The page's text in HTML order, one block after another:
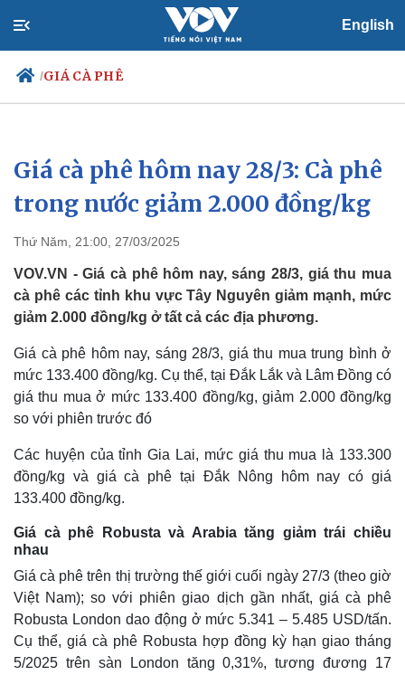
English
/GIÁ CÀ PHÊ
Chính trị
Tổ chức nhân sự
Nhận diện sự thật
Xã hội
Tin 24h
Dự báo thời tiết
Việc làm
Biển đảo
Giá cà phê hôm nay 28/3: Cà phê
trong nước giảm 2.000 đồng/kg
Thứ Năm, 21:00, 27/03/2025
VOV.VN - Giá cà phê hôm nay, sáng 28/3, giá thu mua
cà phê các tỉnh khu vực Tây Nguyên giảm mạnh, mức
giảm 2.000 đồng/kg ở tất cả các địa phương.
Giá cà phê hôm nay, sáng 28/3, giá thu mua trung bình ở
mức 133.400 đồng/kg. Cụ thể, tại Đắk Lắk và Lâm Đồng có
giá thu mua ở mức 133.400 đồng/kg, giảm 2.000 đồng/kg
so với phiên trước đó
Các huyện của tỉnh Gia Lai, mức giá thu mua là 133.300
đồng/kg và giá cà phê tại Đắk Nông hôm nay có giá
133.400 đồng/kg.
Giá cà phê Robusta và Arabia tăng giảm trái chiều
nhau
Giá cà phê trên thị trường thế giới cuối ngày 27/3 (theo giờ
Việt Nam); so với phiên giao dịch gần nhất, giá cà phê
Robusta London dao động ở mức 5.341 – 5.485 USD/tấn.
Cụ thể, giá cà phê Robusta hợp đồng kỳ hạn giao tháng
5/2025 trên sàn London tăng 0,31%, tương đương 17